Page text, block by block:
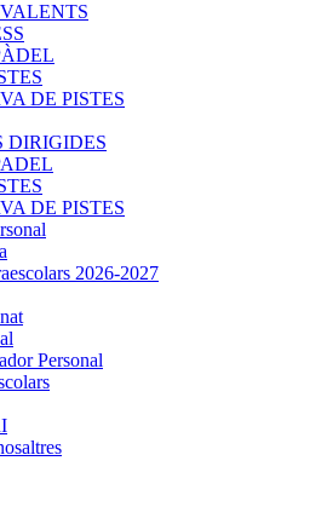
DE PISTES
DIRIGIDES
DE PISTES
2026-2027
Personal